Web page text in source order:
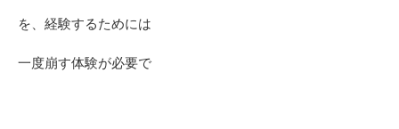
を、経験するためには
一度崩す体験が必要で